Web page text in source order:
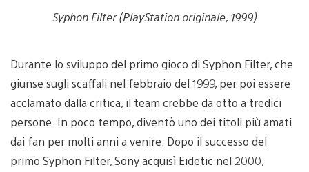
Syphon Filter (PlayStation originale, 1999)
Durante lo sviluppo del primo gioco di Syphon Filter, che
giunse sugli scaffali nel febbraio del 1999, per poi essere
acclamato dalla critica, il team crebbe da otto a tredici
persone. In poco tempo, diventò uno dei titoli più amati
dai fan per molti anni a venire. Dopo il successo del
primo Syphon Filter, Sony acquisì Eidetic nel 2000,